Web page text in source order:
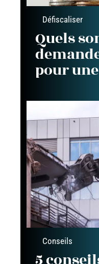
Défiscaliser
Quels
pour
Conseils